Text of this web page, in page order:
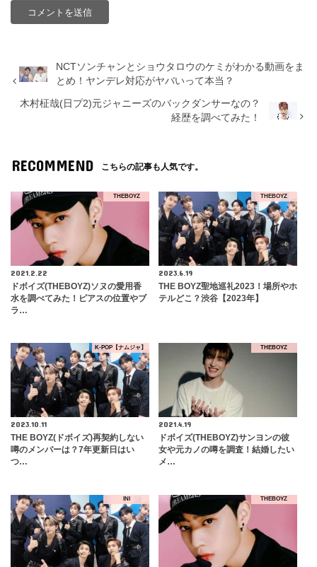
NCTソンチャンとショウタロウのケミがわかる動画をま
とめ！ヤンデレ対応がヤバいって本当？
木村柾哉(日プ2)元ジャニーズのバックダンサーなの？
経歴を調べてみた！
RECOMMEND こちらの記事も人気です。
THEBOYZ
2021.2.22
ドボイズ(THEBOYZ)ソヌの愛用香
水を調べてみた！ピアスの位置やブ
ラ…
THEBOYZ
2023.6.19
THE BOYZ聖地巡礼2023！場所やホ
テルどこ？渋谷【2023年】
K-POP【ナムジャ】
2023.10.11
THE BOYZ(ドボイズ)再契約しない
噂のメンバーは？7年更新日はい
つ…
THEBOYZ
2021.4.19
ドボイズ(THEBOYZ)サンヨンの彼
女や元カノの噂を調査！結婚したい
メ…
INI THEBOYZ